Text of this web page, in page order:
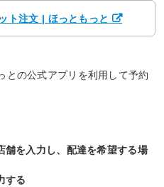
ト注文 | ほっともっと
との公式アプリを利用して予約
舗を入力し、配達を希望する場
する